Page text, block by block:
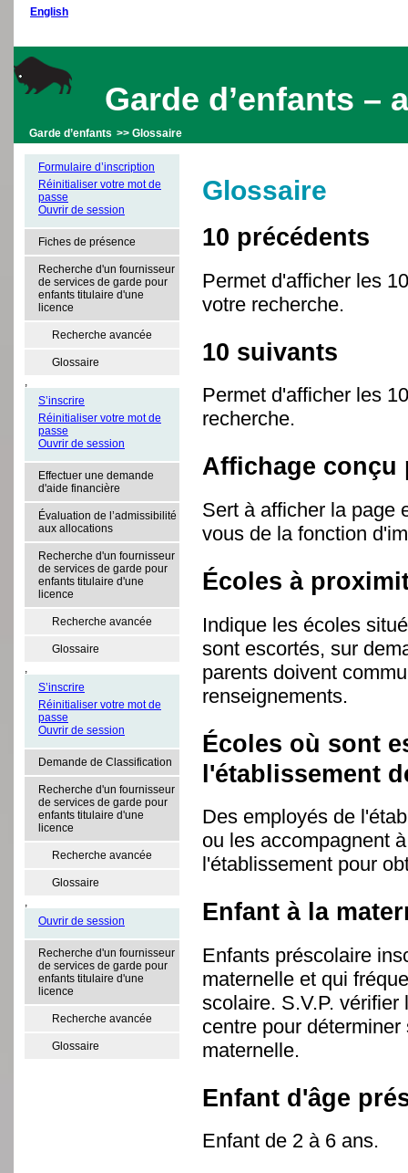
English
Garde d’enfants –
Garde d’enfants >> Glossaire
Formulaire d’inscription
Réinitialiser votre mot de
passe
Ouvrir de session
Fiches de présence
Recherche d'un fournisseur
de services de garde pour
enfants titulaire d'une
licence
Recherche avancée
Glossaire
,
S’inscrire
Réinitialiser votre mot de
passe
Ouvrir de session
Effectuer une demande
d'aide financière
Évaluation de l’admissibilité
aux allocations
Recherche d'un fournisseur
de services de garde pour
enfants titulaire d'une
licence
Recherche avancée
Glossaire
,
S’inscrire
Réinitialiser votre mot de
passe
Ouvrir de session
Demande de Classification
Recherche d'un fournisseur
de services de garde pour
enfants titulaire d'une
licence
Recherche avancée
Glossaire
,
Ouvrir de session
Recherche d'un fournisseur
de services de garde pour
enfants titulaire d'une
licence
Recherche avancée
Glossaire
Glossaire
10 précédents
Permet d'afficher les
votre recherche.
10 suivants
Permet d'afficher les
recherche.
Affichage
Sert à afficher la page
vous de la fonction
Écoles à
Indique les écoles
sont escortés, sur
parents doivent
renseignements.
Écoles où sont
l'établissement
Des employés de
ou les accompagnent
l'établissement pour
Enfant à la
Enfants préscolaire
maternelle et qui
scolaire. S.V.P.
centre pour
maternelle.
Enfant d'âge
Enfant de 2 à 6 ans.